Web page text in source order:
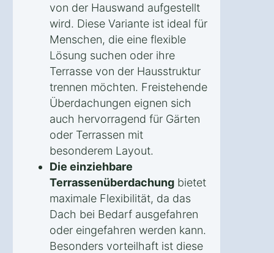
von der Hauswand aufgestellt
wird. Diese Variante ist ideal für
Menschen, die eine flexible
Lösung suchen oder ihre
Terrasse von der Hausstruktur
trennen möchten. Freistehende
Überdachungen eignen sich
auch hervorragend für Gärten
oder Terrassen mit
besonderem Layout.
Die einziehbare
Terrassenüberdachung bietet
maximale Flexibilität, da das
Dach bei Bedarf ausgefahren
oder eingefahren werden kann.
Besonders vorteilhaft ist diese